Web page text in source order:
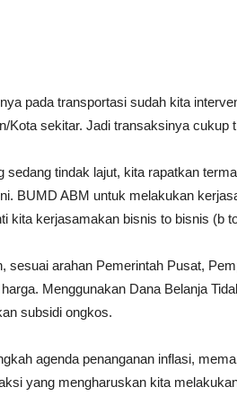
pada transportasi sudah kita
Kota sekitar. Jadi transaksinya cukup
sedang tindak lajut, kita rapatkan
BUMD ABM untuk melakukan
kita kerjasamakan bisnis to bisnis (b
sesuai arahan Pemerintah Pusat,
Menggunakan Dana Belanja
subsidi ongkos.
agenda penanganan inflasi,
yang mengharuskan kita